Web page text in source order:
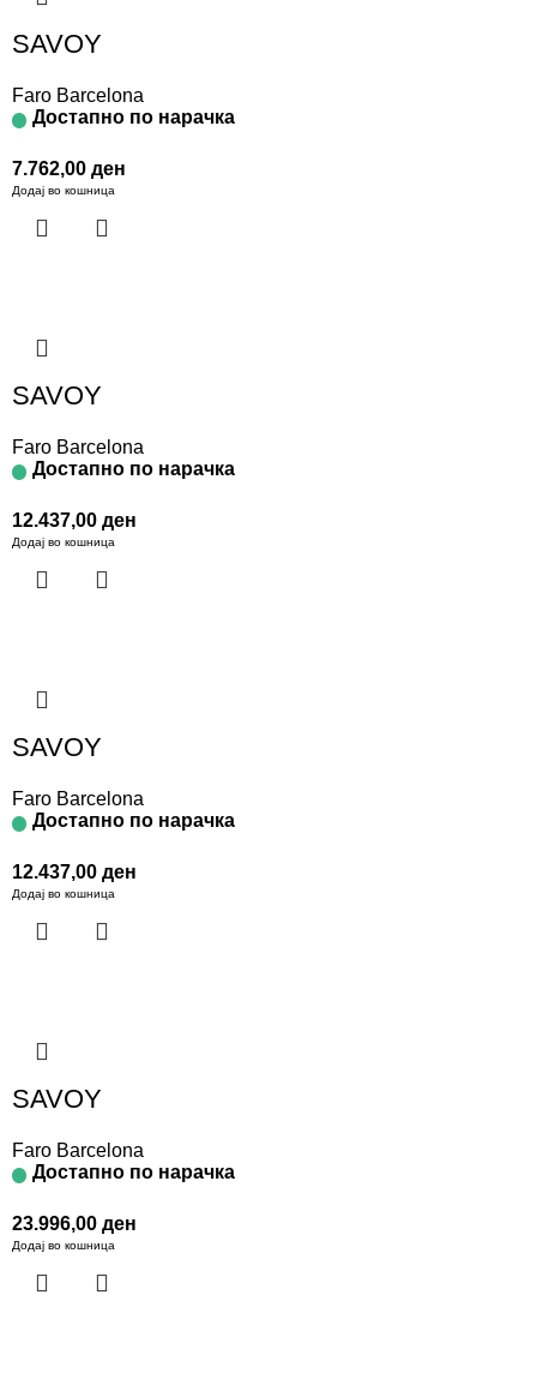
SAVOY
Faro Barcelona
Достапно по нарачка
7.762,00 ден
Додај во кошница
SAVOY
Faro Barcelona
Достапно по нарачка
12.437,00 ден
Додај во кошница
SAVOY
Faro Barcelona
Достапно по нарачка
12.437,00 ден
Додај во кошница
SAVOY
Faro Barcelona
Достапно по нарачка
23.996,00 ден
Додај во кошница